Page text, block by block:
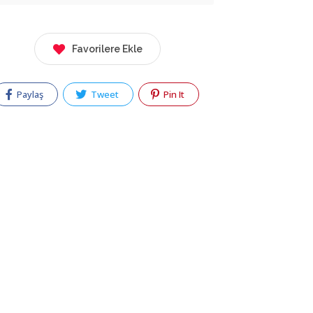
Favorilere Ekle
Paylaş Tweet Pin It